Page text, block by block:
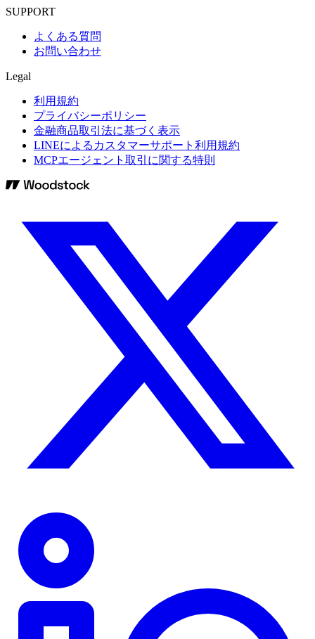
SUPPORT
よくある質問
お問い合わせ
Legal
利用規約
プライバシーポリシー
金融商品取引法に基づく表示
LINEによるカスタマーサポート利用規約
MCPエージェント取引に関する特則